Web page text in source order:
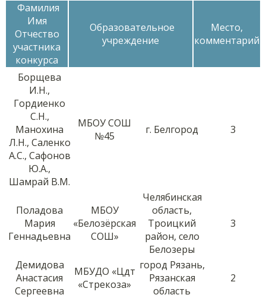
Фамилия
Имя
Отчество
участника
конкурса
Образовательное
учреждение
Место,
комментарий
Борщева
И.Н.,
Гордиенко
С.Н.,
Манохина
Л.Н., Саленко
А.С., Сафонов
Ю.А.,
Шамрай В.М.
МБОУ СОШ
№45
г. Белгород 3
Поладова
Мария
Геннадьевна
МБОУ
«Белозёрская
СОШ»
Челябинская
область,
Троицкий
район, село
Белозеры
3
Демидова
Анастасия
Сергеевна
MБУДО «Цдт
«Стрекоза»
город Рязань,
Рязанская
область
2